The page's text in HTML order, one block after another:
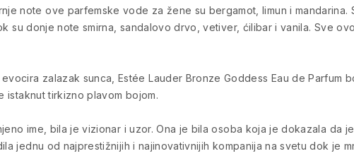
note ove parfemske vode za žene su bergamot, limun i mandarina.
su donje note smirna, sandalovo drvo, vetiver, ćilibar i vanila. Sve
zalazak sunca, Estée Lauder Bronze Goddess Eau de Parfum
istaknut tirkizno plavom bojom.
ime, bila je vizionar i uzor. Ona je bila osoba koja je dokazala da
jednu od najprestižnijih i najinovativnijih kompanija na svetu dok je